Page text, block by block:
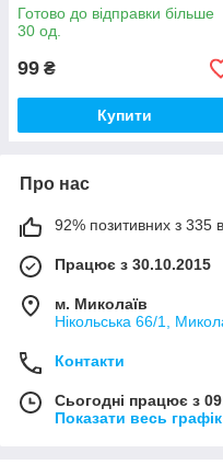
Готово до відправки більше
30 од.
99 ₴
Купити
Про нас
92% позитивних з 335
Працює з 30.10.2015
м. Миколаїв
Нікольська 66/1,
Контакти
Сьогодні працює з
Показати весь